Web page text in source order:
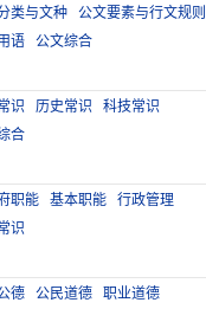
类与文种 公文要素与行文规则
语 公文综合
识 历史常识 科技常识
合
职能 基本职能 行政管理
识
德 公民道德 职业道德